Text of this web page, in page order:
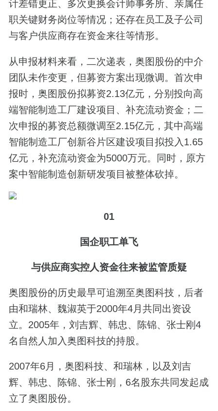
计差错更正、多次更换会计师事务所、亲属任
职关键财务岗位等情况；还存在员工及子公司
与客户供应商存在资金来往等情形。
从申报材料来看，二次递表，奥图股份的中介
团队未作变更，但募资方案出现微调。首次申
报时，奥图股份拟募资2.13亿元，分别投向高
端智能制造工厂建设项目、补充流动资金；二
次申报的募资总额微调至2.15亿元，其中高端
智能制造工厂创新谷片区建设项目拟投入1.65
亿元，补充流动资金为5000万元。同时，原方
案中智能制造创新研发项目被整体砍掉。
01
国企职工单飞
与供应商实控人资金往来被监管质疑
奥图股份的历史最早可追溯至奥图科技，后者
由和瑞林、魏淑英于2000年4月共同出资设
立。2005年，刘吉辉、韩忠、陈锦、张士刚4
名自然人加入奥图科技的持股。
2007年6月，奥图科技、和瑞林，以及刘吉
辉、韩忠、陈锦、张士刚，6名股东共同发起成
立了奥图股份。